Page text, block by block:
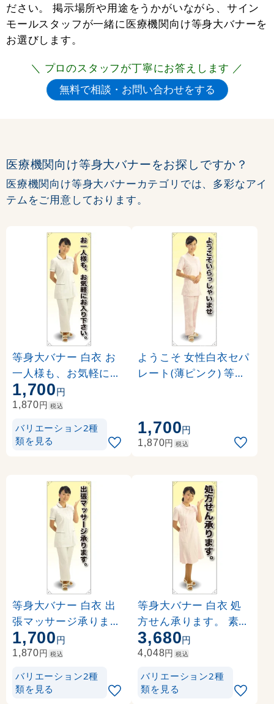
ださい。 掲示場所や用途をうかがいながら、サイン
モールスタッフが一緒に医療機関向け等身大バナーを
お選びします。
＼ プロのスタッフが丁寧にお答えします ／
医療機関向け等身大バナーをお探しですか？
医療機関向け等身大バナーカテゴリでは、多彩なアイ
テムをご用意しております。
等身大バナー 白衣 お
一人様も、お気軽にお
入り下さい。 素材:ポ
ンジ(薄手生地) (61746
1,700円
1,870円 税込
バリエーション2種
類を見る
ようこそ 女性白衣セパ
レート(薄ピンク) 等身
1,700円
1,870円 税込
等身大バナー 白衣 出
張マッサージ承ります
。 素材:ポンジ(薄手生
地) (61745)
1,700円
1,870円 税込
バリエーション2種
類を見る
等身大バナー 白衣 処
方せん承ります。 素材
:トロマット(厚手生地)
(61636)
3,680円
4,048円 税込
バリエーション2種
類を見る